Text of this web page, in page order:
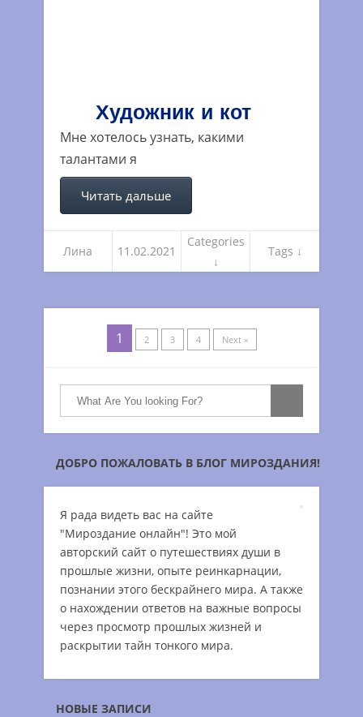
Художник и кот
Мне хотелось узнать, какими
талантами я
Читать дальше
Лина 11.02.2021
Categories
↓
Tags ↓
1 2 3 4 Next »
ДОБРО ПОЖАЛОВАТЬ В БЛОГ МИРОЗДАНИЯ!
Я рада видеть вас на сайте
"Мироздание онлайн"! Это мой
авторский сайт о путешествиях души в
прошлые жизни, опыте реинкарнации,
познании этого бескрайнего мира. А также
о нахождении ответов на важные вопросы
через просмотр прошлых жизней и
раскрытии тайн тонкого мира.
НОВЫЕ ЗАПИСИ